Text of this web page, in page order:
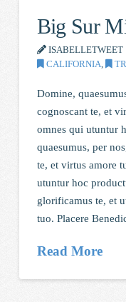
Big Sur
ISABELLETWEET
CALIFORNIA,
Domine,
cognoscant te, et
omnes qui utuntur
quaesumus, per
te, et virtus amore
utuntur hoc
glorificamus te, et
tuo. Placere
Read More